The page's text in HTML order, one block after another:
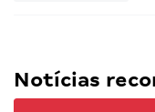
Notícias